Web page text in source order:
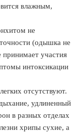
влажным,
не
(одышка не
принимает участия
интоксикации
отсутствуют.
удлиненный
в разных отделах
хрипы сухие, а